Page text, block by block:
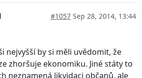
#1057 Sep 28, 2014, 13:44
nejvyšší by si měli uvědomit, že
zhoršuje ekonomiku. Jiné státy to
neznamená likvidaci občanů, ale